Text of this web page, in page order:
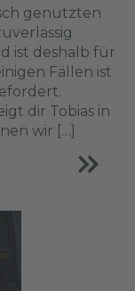
genutzten
ist deshalb für
Fällen ist
dir Tobias in
wir […]